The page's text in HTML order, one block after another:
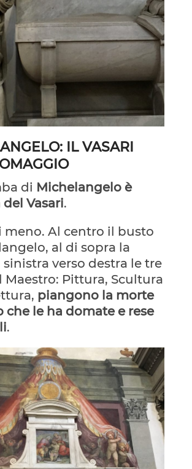
IL VASARI
di Michelangelo è
del Vasari.
meno. Al centro il busto
al di sopra la
sinistra verso destra le tre
Maestro: Pittura, Scultura
piangono la morte
che le ha domate e rese
.